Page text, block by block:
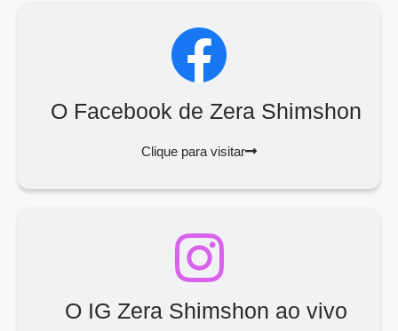
O Facebook de Zera Shimshon
Clique para visitar
O IG Zera Shimshon ao vivo